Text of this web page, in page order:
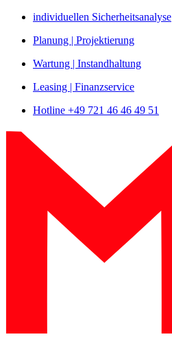
Zum
springen
individuellen Sicherheitsanalyse
Planung | Projektierung
Wartung | Instandhaltung
Leasing | Finanzservice
Hotline +49 721 46 46 49 51